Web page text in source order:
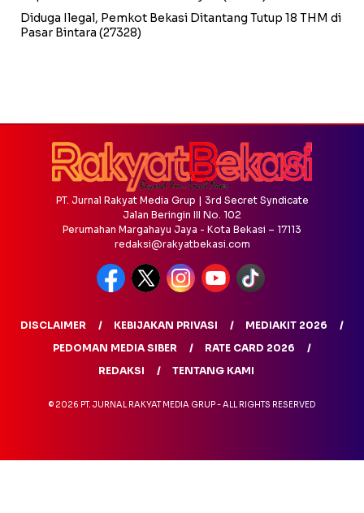
Diduga Ilegal, Pemkot Bekasi Ditantang Tutup 18 THM di
Pasar Bintara (27328)
PT. Jurnal Rakyat Media Grup | 3rd Secret Syndicate
Jalan Beringin III No. 102
Perumahan Margahayu Jaya - Kota Bekasi – 17113
redaksi@rakyatbekasi.com
DISCLAIMER KEBIJAKAN PRIVASI
MEDIAKIT 2026
PEDOMAN MEDIA SIBER
RATE CARD 2026
REDAKSI
TENTANG KAMI
© 2026 PT. JURNAL RAKYAT MEDIA GRUP - ALL RIGHTS RESERVED